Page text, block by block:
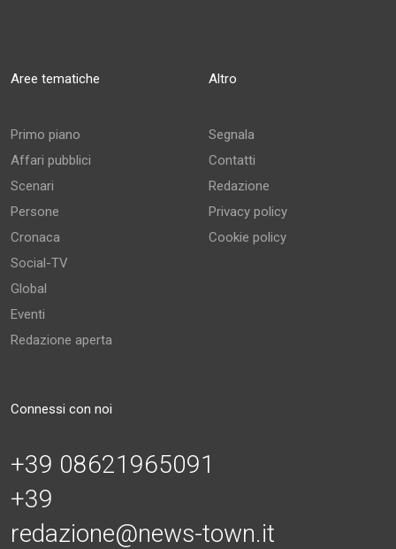
Aree tematiche
Primo piano
Affari pubblici
Scenari
Persone
Cronaca
Social-TV
Global
Eventi
Redazione aperta
Altro
Segnala
Contatti
Redazione
Privacy policy
Cookie policy
Connessi con noi
+39 08621965091
+39
redazione@news-town.it